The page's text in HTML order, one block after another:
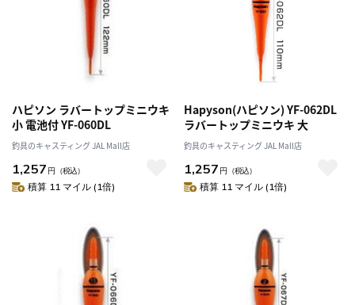
ハピソン ラバートップミニウキ
小 電池付 YF-060DL
釣具のキャスティング JAL Mall店
1,257 円 （税込）
積算 11 マイル (1倍)
Hapyson(ハピソン) YF-062DL
ラバートップミニウキ 大
釣具のキャスティング JAL Mall店
1,257 円 （税込）
積算 11 マイル (1倍)